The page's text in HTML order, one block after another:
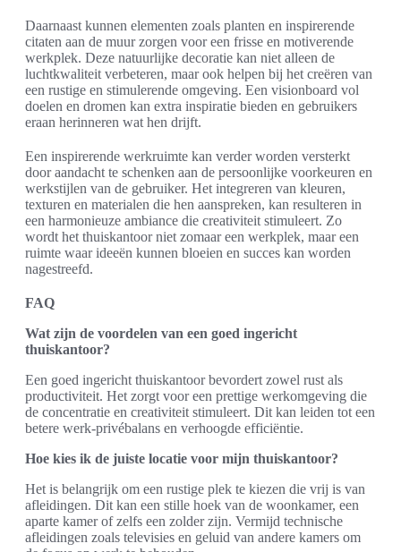
Daarnaast kunnen elementen zoals planten en inspirerende
citaten aan de muur zorgen voor een frisse en motiverende
werkplek. Deze natuurlijke decoratie kan niet alleen de
luchtkwaliteit verbeteren, maar ook helpen bij het creëren van
een rustige en stimulerende omgeving. Een visionboard vol
doelen en dromen kan extra inspiratie bieden en gebruikers
eraan herinneren wat hen drijft.
Een inspirerende werkruimte kan verder worden versterkt
door aandacht te schenken aan de persoonlijke voorkeuren en
werkstijlen van de gebruiker. Het integreren van kleuren,
texturen en materialen die hen aanspreken, kan resulteren in
een harmonieuze ambiance die creativiteit stimuleert. Zo
wordt het thuiskantoor niet zomaar een werkplek, maar een
ruimte waar ideeën kunnen bloeien en succes kan worden
nagestreefd.
FAQ
Wat zijn de voordelen van een goed ingericht
thuiskantoor?
Een goed ingericht thuiskantoor bevordert zowel rust als
productiviteit. Het zorgt voor een prettige werkomgeving die
de concentratie en creativiteit stimuleert. Dit kan leiden tot een
betere werk-privébalans en verhoogde efficiëntie.
Hoe kies ik de juiste locatie voor mijn thuiskantoor?
Het is belangrijk om een rustige plek te kiezen die vrij is van
afleidingen. Dit kan een stille hoek van de woonkamer, een
aparte kamer of zelfs een zolder zijn. Vermijd technische
afleidingen zoals televisies en geluid van andere kamers om